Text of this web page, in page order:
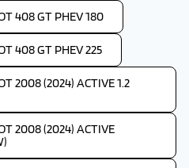
408 GT PHEV 180
408 GT PHEV 225
2008 (2024) ACTIVE 1.2
2008 (2024) ACTIVE